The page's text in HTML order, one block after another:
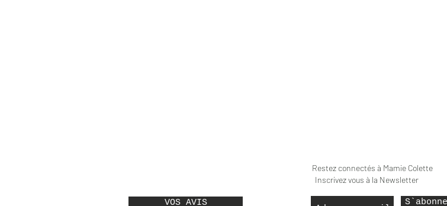
VOS AVIS
Restez connectés à Mamie Colette
Inscrivez vous à la Newsletter